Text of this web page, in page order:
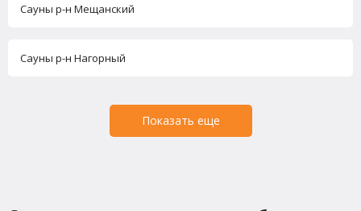
Сауны р-н Мещанский
Сауны р-н Нагорный
Показать еще